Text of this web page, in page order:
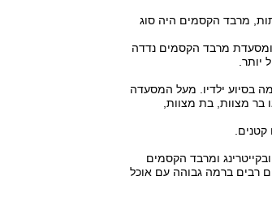
מרבד הקסמים היה סוג
מרבד הקסמים נדדה
בסיוע ילדיו. מעל המסעדה
בר מצוות, בת מצוות,
קטנים.
ומרבד הקסמים
רבים ברמה גבוהה עם אוכל